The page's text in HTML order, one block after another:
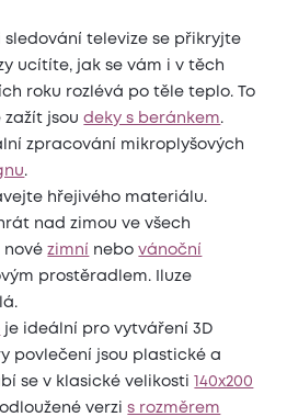
sledování televize se přikryjte
ucítíte, jak se vám i v těch
roku rozlévá po těle teplo. To
zažít jsoudeky s beránkem.
zpracování mikroplyšových
.
hřejivého materiálu.
nad zimou ve všech
novézimní nebovánoční
prostěradlem. Iluze
je ideální pro vytváření 3D
povlečení jsou plastické a
se v klasické velikosti
140x200
verzis rozměrem